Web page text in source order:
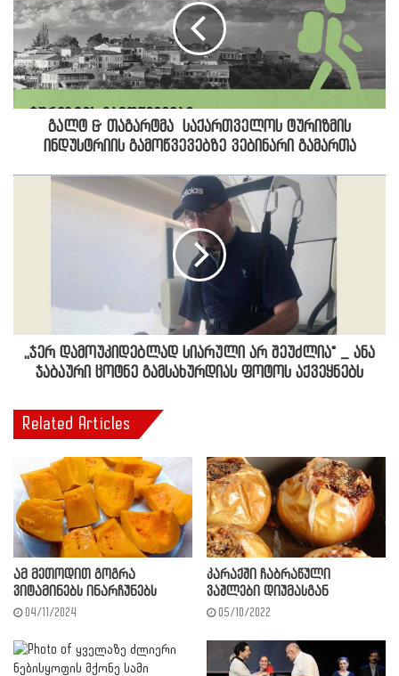
გალტ & თაგარტმა საქართველოს ტურიზმის
ინდუსტრიის გამოწვევებზე ვებინარი გამართა
,,ჯერ დამოუკიდებლად სიარული არ შეუძლია" _ ანა
ჯაბაური ცოტნე გამსახურდიას ფოტოს აქვეყნებს
Related Articles
ამ მეთოდით გოგრა
ვიტამინებს ინარჩუნებს
04/11/2024
კარაქში ჩაბრაწული
ვაშლები დიუმასგან
05/10/2022